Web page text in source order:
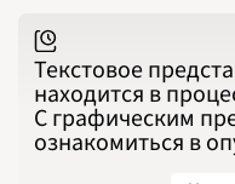
Текстовое
находится в
С графическим
ознакомиться в